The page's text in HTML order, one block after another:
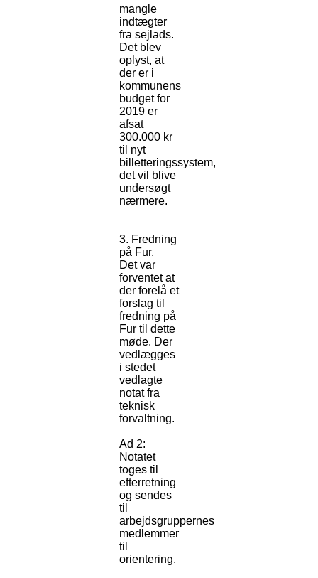
mangle
indtægter
fra sejlads.
Det blev
oplyst, at
der er i
kommunens
budget for
2019 er
afsat
300.000 kr
til nyt
billetteringssystem,
det vil blive
undersøgt
nærmere.
3. Fredning
på Fur.
Det var
forventet at
der forelå et
forslag til
fredning på
Fur til dette
møde. Der
vedlægges
i stedet
vedlagte
notat fra
teknisk
forvaltning.
Ad 2:
Notatet
toges til
efterretning
og sendes
til
arbejdsgruppernes
medlemmer
til
orientering.